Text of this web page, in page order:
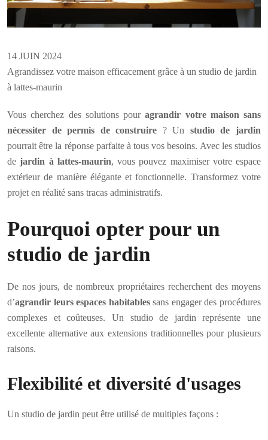
14 JUIN 2024
Agrandissez votre maison efficacement grâce à un studio de jardin
à lattes-maurin
Vous cherchez des solutions pouragrandir votre maison sans
nécessiter de permis de construire ? Un studio de jardin
pourrait être la réponse parfaite à tous vos besoins. Avec les studios
dejardin à lattes-maurin, vous pouvez maximiser votre espace
extérieur de manière élégante et fonctionnelle. Transformez votre
projet en réalité sans tracas administratifs.
Pourquoi opter pour un
studio de jardin
De nos jours, de nombreux propriétaires recherchent des moyens
d’agrandir leurs espaces habitablessans engager des procédures
complexes et coûteuses. Un studio de jardin représente une
excellente alternative aux extensions traditionnelles pour plusieurs
raisons.
Flexibilité et diversité d'usages
Un studio de jardin peut être utilisé de multiples façons :